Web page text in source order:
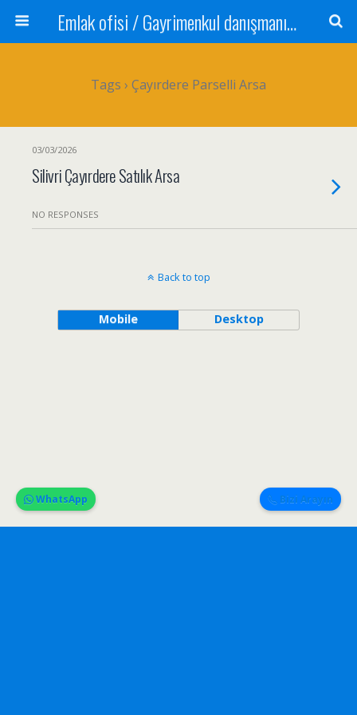
Emlak ofisi / Gayrimenkul danışmanı Satılık daire / Kiralık daire Satılık arsa / Tarla Satılık dükkan / Mağaza Devren satılık işyeri Depo ve antrepo Yatırım: Yatırımlık arsa
Tags › Çayırdere Parselli Arsa
03/03/2026
Silivri Çayırdere Satılık Arsa
NO RESPONSES
Back to top
Mobile Desktop
Bizi Arayın
WhatsApp